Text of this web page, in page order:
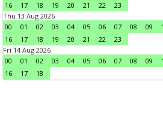
16
17 18 19 20 21 22
23
Thu 13 Aug 2026
00
01 02 03 04 05 06 07 08 09
16
17 18 19 20 21 22
23
Fri 14 Aug 2026
00
01 02 03 04 05 06 07 08 09
16
17 18